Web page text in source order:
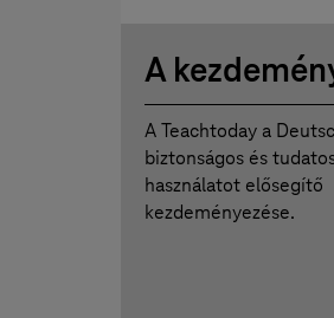
A
A Teachtoday a
biztonságos és
használatot elősegítő
kezdeményezése.